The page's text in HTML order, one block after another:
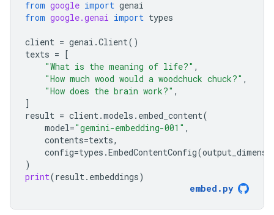
from google import genai
from google.genai import types
client = genai .Client()
texts = [
"What is the meaning of life?" ,
"How much wood would a woodchuck chuck?" ,
"How does the brain work?" ,
]
result = client.models . embed_content(
model="gemini-embedding-001" ,
contents=texts,
config=types .EmbedContentConfig(
)
print(result. embeddings)
embed . py